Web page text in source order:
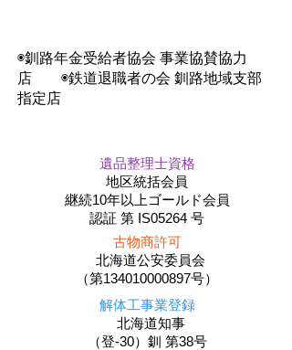
◉釧路年金受給者協会 事業協賛協力
店 ◉鉄道退職者の会 釧路地域支部
指定店
遺品整理士資格
地区統括会員
​継続10年以上ゴールド会員
認証 第 IS05264 号
古物商許可
北海道公安委員会
（第134010000897号）
解体工事業登録
北海道知事
（登-30）釧 第38号